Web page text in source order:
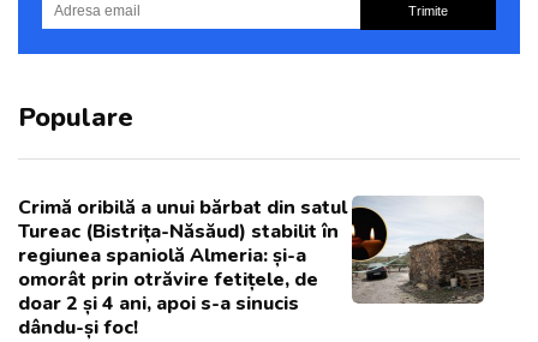
Trimite
Populare
Crimă oribilă a unui bărbat din satul
Tureac (Bistrița-Năsăud) stabilit în
regiunea spaniolă Almeria: și-a
omorât prin otrăvire fetițele, de
doar 2 și 4 ani, apoi s-a sinucis
dându-și foc!